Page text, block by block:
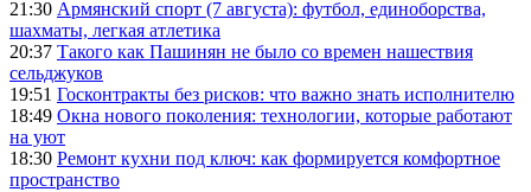
21:30 Армянский спорт (7 августа): футбол, единоборства,
шахматы, легкая атлетика
20:37 Такого как Пашинян не было со времен нашествия
сельджуков
19:51 Госконтракты без рисков: что важно знать исполнителю
18:49 Окна нового поколения: технологии, которые работают
на уют
18:30 Ремонт кухни под ключ: как формируется комфортное
пространство